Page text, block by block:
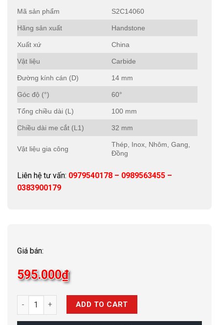
Mã sản phẩm S2C14060
Hãng sản xuất Handstone
Xuất xứ China
Vật liệu Carbide
Đường kính cán (D) 14 mm
Góc độ (°) 60°
Tổng chiều dài (L) 100 mm
Chiều dài me cắt (L1) 32 mm
Vật liệu gia công
Thép, Inox, Nhôm, Gang,
Đồng
Liên hệ tư vấn: 0979540178 – 0989563455 –
0383900179
Giá bán:
595.000₫
Quantity ADD TO CART